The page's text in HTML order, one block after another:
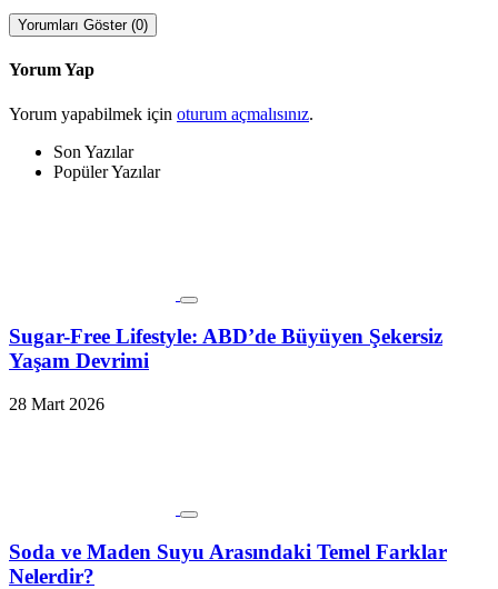
Yorumları Göster (0)
Yorum Yap
Yorum yapabilmek için oturum açmalısınız.
Son Yazılar
Popüler Yazılar
Sugar-Free Lifestyle: ABD’de Büyüyen Şekersiz
Yaşam Devrimi
28 Mart 2026
Soda ve Maden Suyu Arasındaki Temel Farklar
Nelerdir?